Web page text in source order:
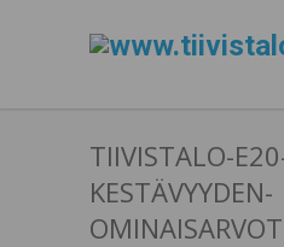
TIIVISTALO-
KESTÄVYYDEN-